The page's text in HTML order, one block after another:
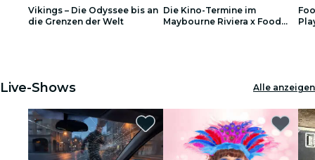
Restaurants
Vikings – Die Odyssee bis an
die Grenzen der Welt
Die Kino-Termine im
Maybourne Riviera x Food
Live-Shows Alle anzeigen